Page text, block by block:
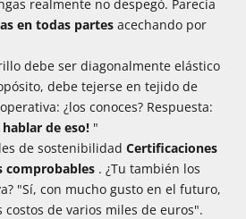
realmente no despegó. Parecía
en todas partes acechando por
debe ser diagonalmente elástico
debe tejerse en tejido de
¿los conoces? Respuesta:
de eso! "
de sostenibilidad Certificaciones
comprobables . ¿Tu también los
"Sí, con mucho gusto en el futuro,
costos de varios miles de euros".